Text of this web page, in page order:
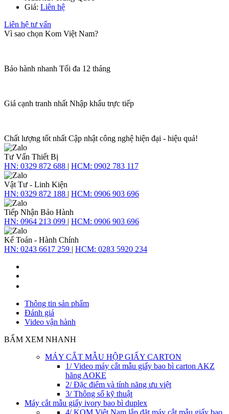
Giá: Liên hệ
Liên hệ tư vấn
Vì sao chọn Kom Việt Nam?
Bảo hành nhanh Tối đa 12 tháng
Giá cạnh tranh nhất Nhập khẩu trực tiếp
Chất lượng tốt nhất Cập nhật công nghệ hiện đại - hiệu quả!
Tư Vấn Thiết Bị
HN: 0329 872 688 | HCM: 0902 783 117
Vật Tư - Linh Kiện
HN: 0329 872 188 | HCM: 0906 903 696
Tiếp Nhận Bảo Hành
HN: 0964 213 099 | HCM: 0906 903 696
Kế Toán - Hành Chính
HN: 0243 6617 259 | HCM: 0283 5920 234
Thông tin sản phẩm
Đánh giá
Video vận hành
BẤM XEM NHANH
MÁY CẮT MẪU HỘP GIẤY CARTON
1/ Video máy cắt mẫu giấy bao bì carton AKZ
hãng AOKE
2/ Đặc điểm và tính năng ưu việt
3/ Thông số kỹ thuật
Máy cắt mẫu giấy ivory bao bì duplex
4/ KOM Việt Nam lắp đặt máy cắt mẫu giấy bao